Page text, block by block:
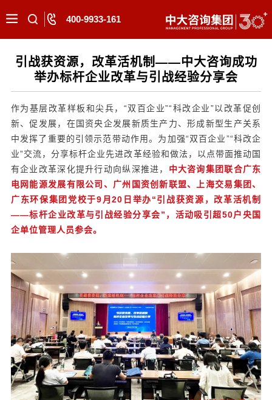
400-9933-161
引战获资源，改革活机制——中大咨询成功
举办标杆企业改革与引战经验分享会
作为基层改革样板和尖兵，“双百企业”“科改企业”以改革促创
新、促发展，在国资央企发展新质生产力、形成新型生产关系
中发挥了重要的引领示范带动作用。为加强“双百企业”“科改企
业”交流，分享标杆企业先进改革经验和做法，以点带面推动国
有企业改革深化提升行动向纵深推进， 中大咨询集团联合广东
电网能源发展有限公司、广州国资创新联盟、上海交易集团、
广东环保集团党校于9月20日举办“引战获资源，改革活机制
——标杆企业改革与引战经验分享会”，活动吸引超50户央国
企单位管理人员参会。